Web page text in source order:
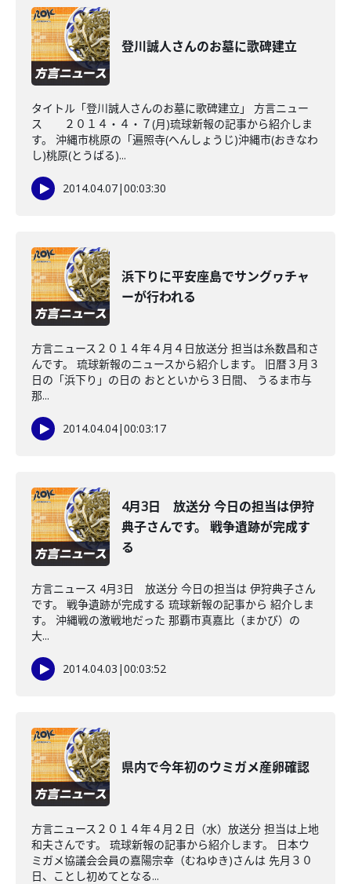
登川誠人さんのお墓に歌碑建立
タイトル「登川誠人さんのお墓に歌碑建立」 方言ニュー
ス ２０１４・４・７(月)琉球新報の記事から紹介しま
す。 沖縄市桃原の「遍照寺(へんしょうじ)沖縄市(おきなわ
し)桃原(とうばる)...
2014.04.07|00:03:30
浜下りに平安座島でサングヮチャ
ーが行われる
方言ニュース２０１４年４月４日放送分 担当は糸数昌和さ
んです。 琉球新報のニュースから紹介します。 旧暦３月３
日の「浜下り」の日の おとといから３日間、 うるま市与
那...
2014.04.04|00:03:17
4月3日 放送分 今日の担当は伊狩
典子さんです。 戦争遺跡が完成す
る
方言ニュース 4月3日 放送分 今日の担当は 伊狩典子さん
です。 戦争遺跡が完成する 琉球新報の記事から 紹介しま
す。 沖縄戦の激戦地だった 那覇市真嘉比（まかび）の
大...
2014.04.03 |00:03:52
県内で今年初のウミガメ産卵確認
方言ニュース２０１４年４月２日（水）放送分 担当は上地
和夫さんです。 琉球新報の記事から紹介します。 日本ウ
ミガメ協議会会員の嘉陽宗幸（むねゆき)さんは 先月３０
日、ことし初めてとなる...